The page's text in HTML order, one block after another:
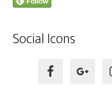
Social Icons